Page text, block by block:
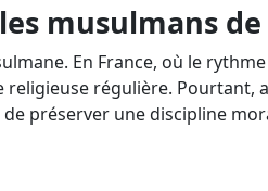
musulmans de
En France, où le
régulière. Pourtant,
préserver une discipline